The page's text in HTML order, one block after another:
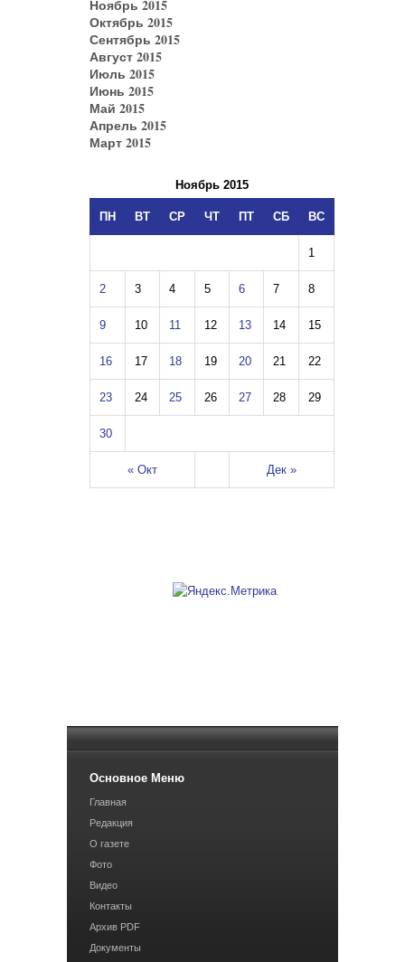
Ноябрь 2015
Октябрь 2015
Сентябрь 2015
Август 2015
Июль 2015
Июнь 2015
Май 2015
Апрель 2015
Март 2015
Ноябрь 2015
ПН ВТ СР ЧТ ПТ СБ ВС
« Окт Дек »
1
2 3 4 5 6 7 8
9 10 11 12 13 14 15
16 17 18 19 20 21 22
23 24 25 26 27 28 29
30
Основное Меню
Главная
Редакция
О газете
Фото
Видео
Контакты
Архив PDF
Документы